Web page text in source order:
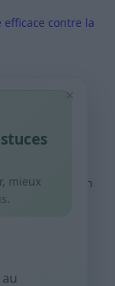
contre la
simple +
économiser en
pour
de paie
×
mieux